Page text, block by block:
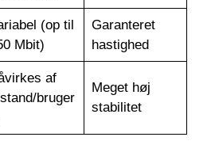
(op til
Mbit)
Garanteret
hastighed
af
bruger
Meget høj
stabilitet